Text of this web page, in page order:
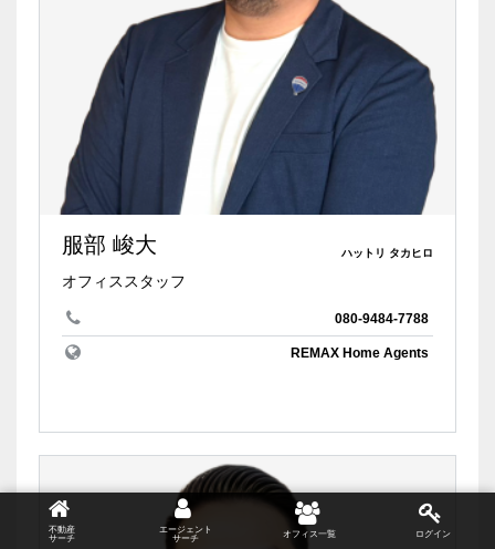
服部 峻大 ハットリ タカヒロ
オフィススタッフ
080-9484-7788
REMAX Home Agents
不動産
サーチ
エージェント
サーチ
オフィス一覧 ログイン